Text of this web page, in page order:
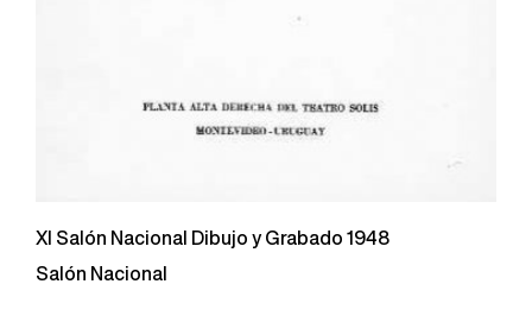
XI Salón Nacional Dibujo y Grabado 1948
Salón Nacional